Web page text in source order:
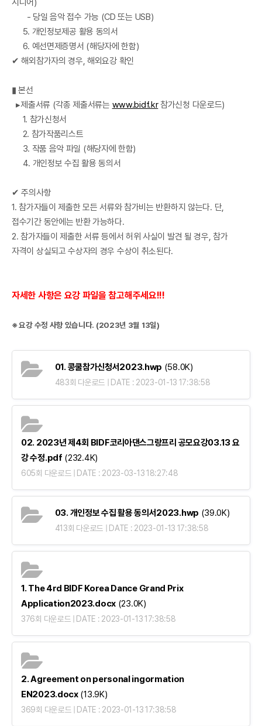
시니어)
- 당일 음악 접수 가능 (CD 또는 USB)
5. 개인정보제공 활용 동의서
6. 예선면제증명서 (해당자에 한함)
✔ 해외참가자의 경우, 해외요강 확인
▮ 본선
▸제출서류 (각종 제출서류는 www.bidf.kr참가신청 다운로드)
1. 참가신청서
2. 참가작품리스트
3. 작품 음악 파일 (해당자에 한함)
4. 개인정보 수집 활용 동의서
✔ 주의사항
1. 참가자들이 제출한 모든 서류와 참가비는 반환하지 않는다. 단,
접수기간 동안에는 반환 가능하다.
2. 참가자들이 제출한 서류 등에서 허위 사실이 발견 될 경우, 참가
자격이 상실되고 수상자의 경우 수상이 취소된다.
자세한 사항은 요강 파일을 참고해주세요!!!
※ 요강 수정 사항 있습니다. (2023년 3월 13일)
01. 콩쿨참가신청서2023.hwp (58.0K)
483회 다운로드 | DATE : 2023-01-13 17:38:58
02. 2023년 제4회 BIDF코리아댄스그랑프리 공모요강03.13 요
강 수정.pdf (232.4K)
605회 다운로드 | DATE : 2023-03-13 18:27:48
03. 개인정보 수집 활용 동의서2023.hwp (39.0K)
413회 다운로드 | DATE : 2023-01-13 17:38:58
1. The 4rd BIDF Korea Dance Grand Prix
Application2023.docx (23.0K)
376회 다운로드 | DATE : 2023-01-13 17:38:58
2. Agreement on personal ingormation
EN2023.docx(13.9K)
369회 다운로드 | DATE : 2023-01-13 17:38:58